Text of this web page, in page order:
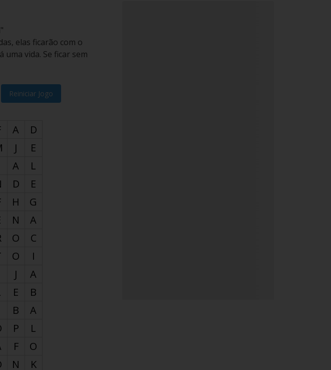
elas ficarão com o
vida. Se ficar sem
Reiniciar Jogo
A
D
J
E
A
L
D
E
H
G
N
A
O
C
O
I
J
A
E
B
B
A
P
L
F
O
N
K